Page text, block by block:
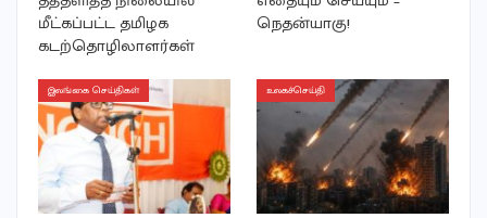
மீட்கப்பட்ட தமிழக
கடற்தொழிலாளர்கள்
நெதன்யாகு!
இலங்கை செய்திகள் உலகச்செய்தி